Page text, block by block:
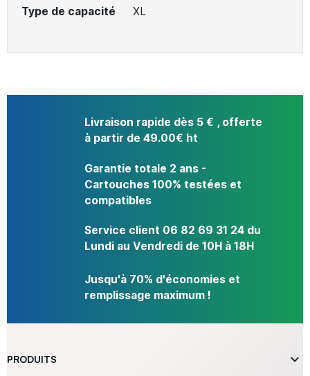
Type de capacité XL
Livraison rapide dès 5 € , offerte
à partir de 49.00€ ht
Garantie totale 2 ans -
Cartouches 100% testées et
compatibles
Service client 06 82 69 31 24 du
Lundi au Vendredi de 10H à 18H
Jusqu'à 70% d'économies et
remplissage maximum !
PRODUITS 